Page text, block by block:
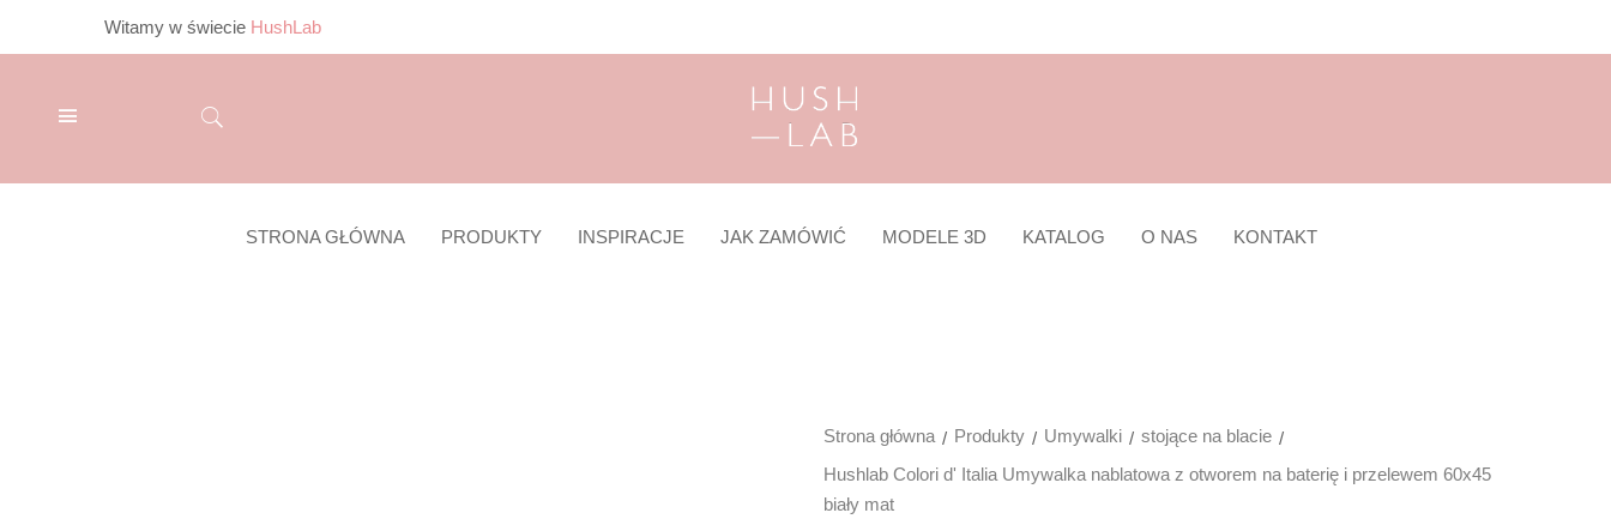
Witamy w świecie HushLab
STRONA GŁÓWNA PRODUKTY INSPIRACJE JAK ZAMÓWIĆ MODELE 3D KATALOG O NAS KONTAKT
Strona główna Produkty Umywalki
stojące na blacie
Hushlab Colori d' Italia Umywalka nablatowa z otworem na baterię i przelewem 60x45
biały mat